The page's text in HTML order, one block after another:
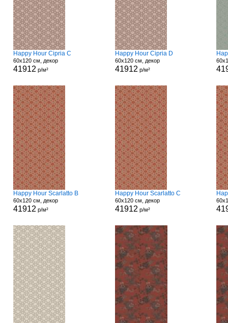
Happy Hour Cipria C
60x120 см, декор
41912 р/м²
Happy Hour Cipria D
60x120 см, декор
41912 р/м²
Happy Hour Scarlatto B
60x120 см, декор
41912 р/м²
Happy Hour Scarlatto C
60x120 см, декор
41912 р/м²